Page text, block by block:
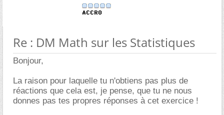
Re : DM Math sur les Statistiques
Bonjour,
La raison pour laquelle tu n'obtiens pas plus de
réactions que cela est, je pense, que tu ne nous
donnes pas tes propres réponses à cet exercice !